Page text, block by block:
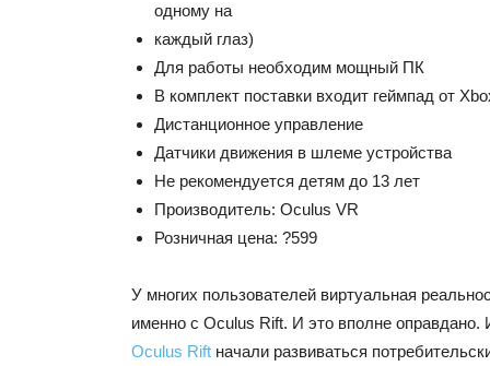
одному на
каждый глаз)
Для работы необходим мощный ПК
В комплект поставки входит геймпад от
Дистанционное управление
Датчики движения в шлеме устройства
Не рекомендуется детям до 13 лет
Производитель: Oculus VR
Розничная цена: ?599
У многих пользователей виртуальная
именно с Oculus Rift. И это вполне оправдано.
Oculus Rift начали развиваться